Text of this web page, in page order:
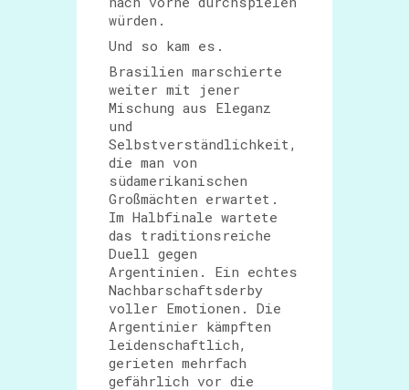
würden.
Und so kam es.
Brasilien marschierte
weiter mit jener
Mischung aus Eleganz
und
Selbstverständlichkeit,
die man von
südamerikanischen
Großmächten erwartet.
Im Halbfinale wartete
das traditionsreiche
Duell gegen
Argentinien. Ein echtes
Nachbarschaftsderby
voller Emotionen. Die
Argentinier kämpften
leidenschaftlich,
gerieten mehrfach
gefährlich vor die